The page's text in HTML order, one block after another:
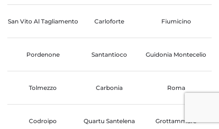
San Vito Al Tagliamento Carloforte Fiumicino
Pordenone Santantioco Guidonia Montecelio
Tolmezzo Carbonia Roma
Codroipo Quartu Santelena Grottammare